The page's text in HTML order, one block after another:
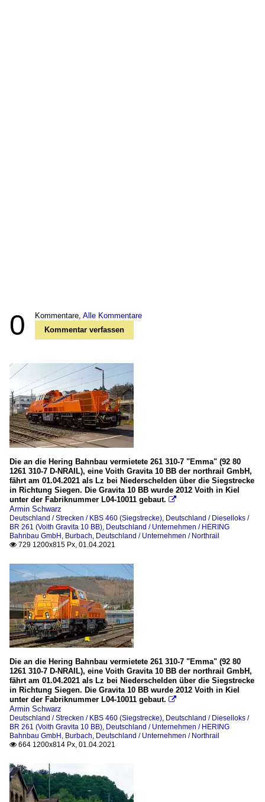
0 Kommentare, Alle Kommentare
Kommentar verfassen
Die an die Hering Bahnbau vermietete 261 310-7 "Emma" (92 80
1261 310-7 D-NRAIL), eine Voith Gravita 10 BB der northrail GmbH,
fährt am 01.04.2021 als Lz bei Niederschelden über die Siegstrecke
in Richtung Siegen. Die Gravita 10 BB wurde 2012 Voith in Kiel
unter der Fabriknummer L04-10011 gebaut. 
Armin Schwarz
Deutschland / Strecken / KBS 460 (Siegstrecke), Deutschland / Dieselloks /
BR 261 (Voith Gravita 10 BB), Deutschland / Unternehmen / HERING
Bahnbau GmbH, Burbach, Deutschland / Unternehmen / Northrail
 729 1200x815 Px, 01.04.2021
Die an die Hering Bahnbau vermietete 261 310-7 "Emma" (92 80
1261 310-7 D-NRAIL), eine Voith Gravita 10 BB der northrail GmbH,
fährt am 01.04.2021 als Lz bei Niederschelden über die Siegstrecke
in Richtung Siegen. Die Gravita 10 BB wurde 2012 Voith in Kiel
unter der Fabriknummer L04-10011 gebaut. 
Armin Schwarz
Deutschland / Strecken / KBS 460 (Siegstrecke), Deutschland / Dieselloks /
BR 261 (Voith Gravita 10 BB), Deutschland / Unternehmen / HERING
Bahnbau GmbH, Burbach, Deutschland / Unternehmen / Northrail
 664 1200x814 Px, 01.04.2021